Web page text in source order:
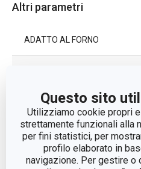
Questo sito
Utilizziamo cookie propri
strettamente funzionali alla
per fini statistici, per
profilo elaborato in
navigazione. Per gestire
Altri parametri
ADATTO AL FORNO
LINEA DI PRODOTTO
MATERIALE